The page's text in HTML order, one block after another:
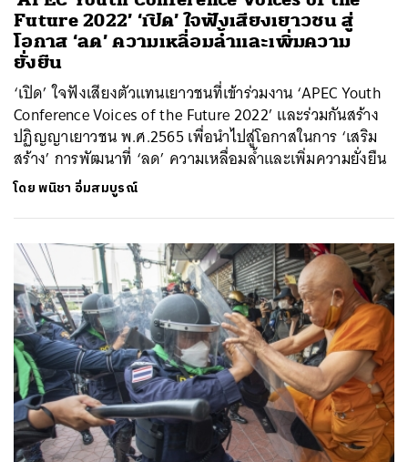
Future 2022’ ‘เปิด’ ใจฟังเสียงเยาวชน สู่
โอกาส ‘ลด’ ความเหลื่อมล้ำและเพิ่มความ
ยั่งยืน
‘เปิด’ ใจฟังเสียงตัวแทนเยาวชนที่เข้าร่วมงาน ‘APEC Youth
Conference Voices of the Future 2022’ และร่วมกันสร้าง
ปฏิญญาเยาวชน พ.ศ.2565 เพื่อนำไปสู่โอกาสในการ ‘เสริม
สร้าง’ การพัฒนาที่ ‘ลด’ ความเหลื่อมล้ำและเพิ่มความยั่งยืน
โดยพนิชา อิ่มสมบูรณ์